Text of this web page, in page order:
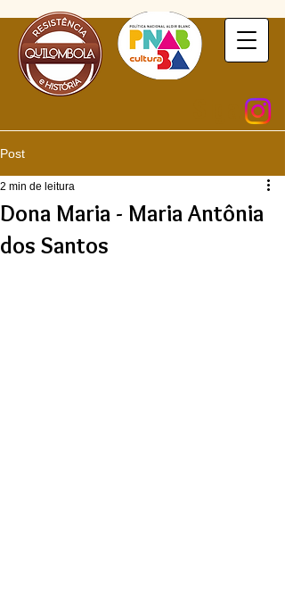
Post
Dona Maria - Maria Antônia
dos Santos
2 min de leitura